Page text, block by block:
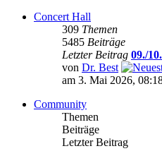
Concert Hall
309 Themen
5485 Beiträge
Letzter Beitrag 09./
von Dr. Best
am 3. Mai 2026,
Community
Themen
Beiträge
Letzter Beitrag